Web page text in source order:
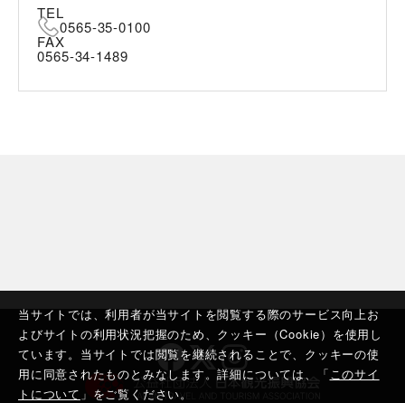
当サイトでは、利用者が当サイトを閲覧する際のサービス向上お
よびサイトの利用状況把握のため、クッキー（Cookie）を使用し
ています。当サイトでは閲覧を継続されることで、クッキーの使
用に同意されたものとみなします。詳細については、「このサイ
トについて 」をご覧ください。
TEL
0565-35-0100
FAX
0565-34-1489